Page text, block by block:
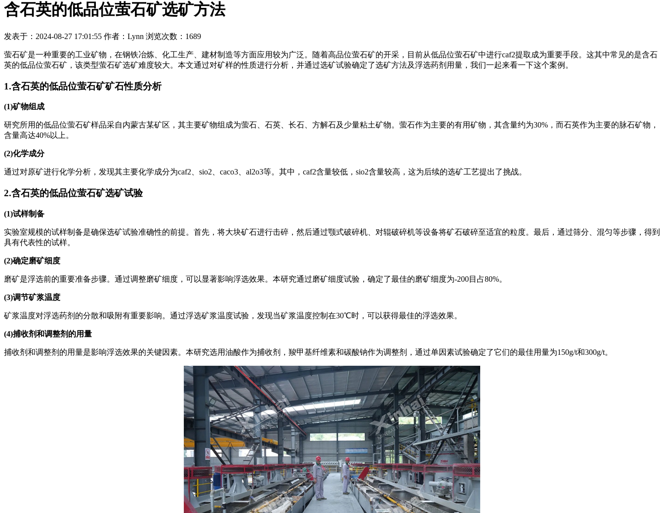
含石英的低品位萤石矿选矿方法
发表于：2024-08-27 17:01:55 作者：Lynn 浏览次数：1689
萤石矿是一种重要的工业矿物，在钢铁冶炼、化工生产、建材制造等方面应用较为广泛。随着高品位萤石矿的开采，目前从低品位萤石矿中进行caf2提取成为重要手段。这其中常见的是含石
英的低品位萤石矿，该类型萤石矿选矿难度较大。本文通过对矿样的性质进行分析，并通过选矿试验确定了选矿方法及浮选药剂用量，我们一起来看一下这个案例。
1.含石英的低品位萤石矿矿石性质分析
(1)矿物组成
研究所用的低品位萤石矿样品采自内蒙古某矿区，其主要矿物组成为萤石、石英、长石、方解石及少量粘土矿物。萤石作为主要的有用矿物，其含量约为30%，而石英作为主要的脉石矿物，
含量高达40%以上。
(2)化学成分
通过对原矿进行化学分析，发现其主要化学成分为caf2、sio2、caco3、al2o3等。其中，caf2含量较低，sio2含量较高，这为后续的选矿工艺提出了挑战。
2.含石英的低品位萤石矿选矿试验
(1)试样制备
实验室规模的试样制备是确保选矿试验准确性的前提。首先，将大块矿石进行击碎，然后通过颚式破碎机、对辊破碎机等设备将矿石破碎至适宜的粒度。最后，通过筛分、混匀等步骤，得到
具有代表性的试样。
(2)确定磨矿细度
磨矿是浮选前的重要准备步骤。通过调整磨矿细度，可以显著影响浮选效果。本研究通过磨矿细度试验，确定了最佳的磨矿细度为-200目占80%。
(3)调节矿浆温度
矿浆温度对浮选药剂的分散和吸附有重要影响。通过浮选矿浆温度试验，发现当矿浆温度控制在30℃时，可以获得最佳的浮选效果。
(4)捕收剂和调整剂的用量
捕收剂和调整剂的用量是影响浮选效果的关键因素。本研究选用油酸作为捕收剂，羧甲基纤维素和碳酸钠作为调整剂，通过单因素试验确定了它们的最佳用量为150g/t和300g/t。